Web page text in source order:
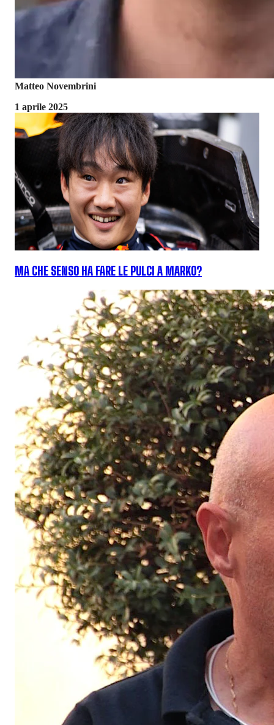
Matteo Novembrini
1 aprile 2025
MA CHE SENSO HA FARE LE PULCI A MARKO?